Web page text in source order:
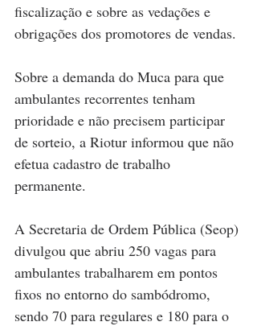
fiscalização e sobre as vedações e
obrigações dos promotores de vendas.
Sobre a demanda do Muca para que
ambulantes recorrentes tenham
prioridade e não precisem participar
de sorteio, a Riotur informou que não
efetua cadastro de trabalho
permanente.
A Secretaria de Ordem Pública (Seop)
divulgou que abriu 250 vagas para
ambulantes trabalharem em pontos
fixos no entorno do sambódromo,
sendo 70 para regulares e 180 para o